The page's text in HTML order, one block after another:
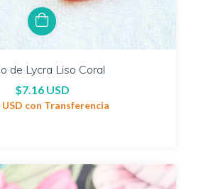
de Lycra Liso Coral
$7.16 USD
con Transferencia